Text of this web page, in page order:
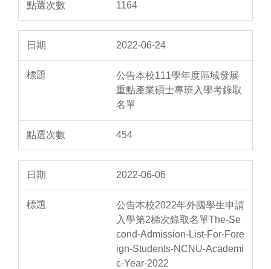
1164
2022-06-24
公告本校111學年度區域發展
重點產業碩士專班入學考錄取
名單
454
2022-06-06
公告本校2022年外國學生申請
入學第2梯次錄取名單The-Se
cond-Admission-List-For-Fore
ign-Students-NCNU-Academi
c-Year-2022